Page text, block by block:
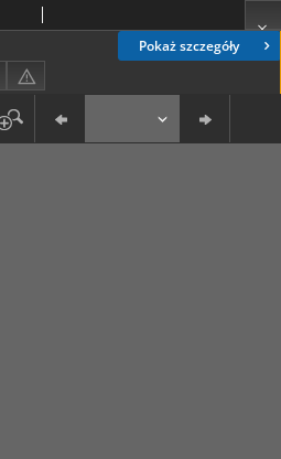
Pokaż szczegóły